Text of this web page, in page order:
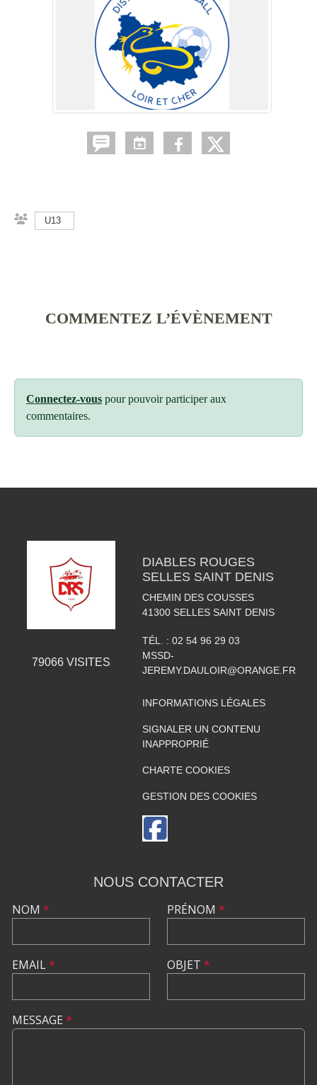
U13
COMMENTEZ L’ÉVÈNEMENT
Connectez-vous pour pouvoir participer aux
commentaires.
79066VISITES
DIABLES ROUGES
SELLES SAINT DENIS
CHEMIN DES COUSSES
41300 SELLES SAINT DENIS
TÉL. : 02 54 96 29 03
MSSD-
JEREMY.DAULOIR@ORANGE.FR
INFORMATIONS LÉGALES
SIGNALER UN CONTENU
INAPPROPRIÉ
CHARTE COOKIES
GESTION DES COOKIES
NOUS CONTACTER
NOM *
EMAIL*
PRÉNOM *
OBJET *
MESSAGE *